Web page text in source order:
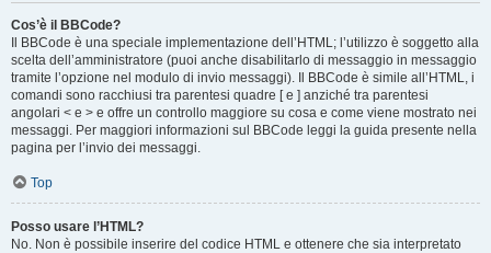
Cos’è il BBCode?
Il BBCode è una speciale implementazione dell’HTML; l’utilizzo è soggetto alla
scelta dell’amministratore (puoi anche disabilitarlo di messaggio in messaggio
tramite l’opzione nel modulo di invio messaggi). Il BBCode è simile all’HTML, i
comandi sono racchiusi tra parentesi quadre [ e ] anziché tra parentesi
angolari < e > e offre un controllo maggiore su cosa e come viene mostrato nei
messaggi. Per maggiori informazioni sul BBCode leggi la guida presente nella
pagina per l’invio dei messaggi.
Top
Posso usare l’HTML?
No. Non è possibile inserire del codice HTML e ottenere che sia interpretato